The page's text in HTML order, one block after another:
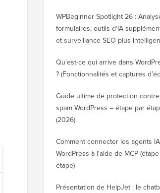
WPBeginner Spotlight 26 :
formulaires, outils d'IA
et surveillance SEO plus
Qu'est-ce qui arrive dans
? (Fonctionnalités et captures
Guide ultime de protection
spam WordPress – étape par
(2026)
Comment connecter les agents
WordPress à l'aide de MCP
étape)
Présentation de HelpJet : le